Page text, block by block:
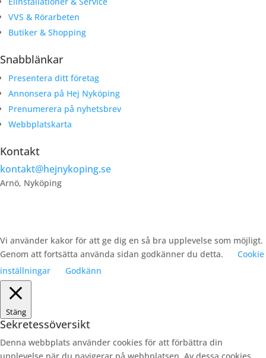
VVS & Rörarbeten
Butiker & Shopping
Snabblänkar
Presentera ditt företag
Annonsera på Hej Nyköping
Prenumerera på nyhetsbrev
Webbplatskarta
Kontakt
kontakt@hejnykoping.se
Arnö, Nyköping
Vi använder kakor för att ge dig en så bra upplevelse som möjligt.
Genom att fortsätta använda sidan godkänner du detta.
Cookie
inställningar
Godkänn
Stäng
Sekretessöversikt
Denna webbplats använder cookies för att förbättra din